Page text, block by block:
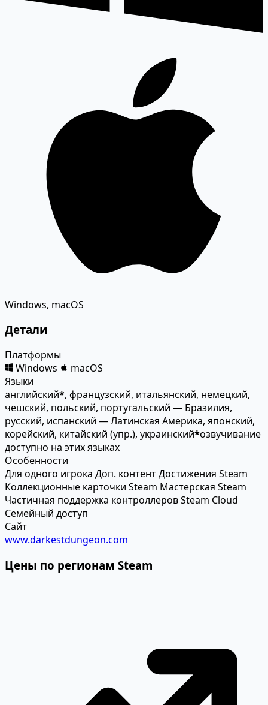
Windows, macOS
Детали
Платформы
Windows
macOS
Языки
английский*, французский, итальянский, немецкий,
чешский, польский, португальский — Бразилия,
русский, испанский — Латинская Америка, японский,
корейский, китайский (упр.), украинский*озвучивание
доступно на этих языках
Особенности
Для одного игрока Доп. контентДостижения Steam
Коллекционные карточки Steam Мастерская Steam
Частичная поддержка контроллеровSteam Cloud
Семейный доступ
Сайт
www.darkestdungeon.com
Цены по регионам Steam